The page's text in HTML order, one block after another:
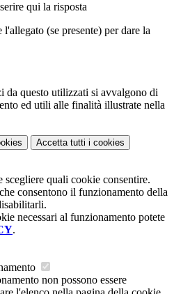
qui la risposta
(se presente) per dare la
da questo utilizzati si avvalgono di
ed utili alle finalità illustrate nella
Accetta tutti i cookies
scegliere quali cookie consentire.
consentono il funzionamento della
necessari al funzionamento potete
.
non possono essere